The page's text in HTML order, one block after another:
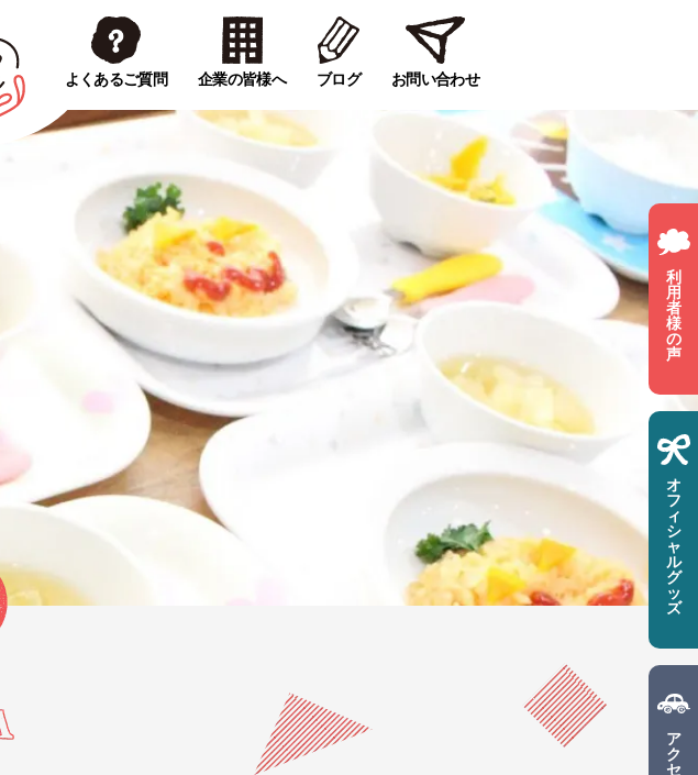
よくあるご質問 企業の皆様へ ブログ お問い合わせ
利
用
者
様
の
声
オ
フ
ィ
シ
ャ
ル
グ
ッ
ズ
ア
ク
セ